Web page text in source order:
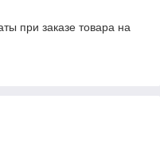
при заказе товара на